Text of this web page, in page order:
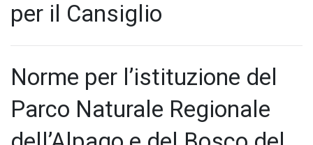
per il Cansiglio
Norme per l’istituzione del
Parco Naturale Regionale